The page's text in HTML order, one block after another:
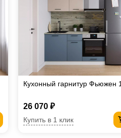
Кухонный гарнитур Фьюжен
26 070 ₽
Купить в 1 клик